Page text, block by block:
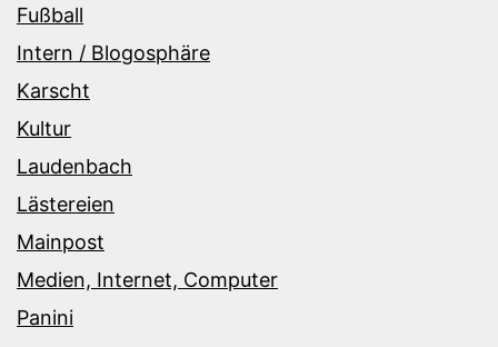
Fußball
Intern / Blogosphäre
Karscht
Kultur
Laudenbach
Lästereien
Mainpost
Medien, Internet, Computer
Panini